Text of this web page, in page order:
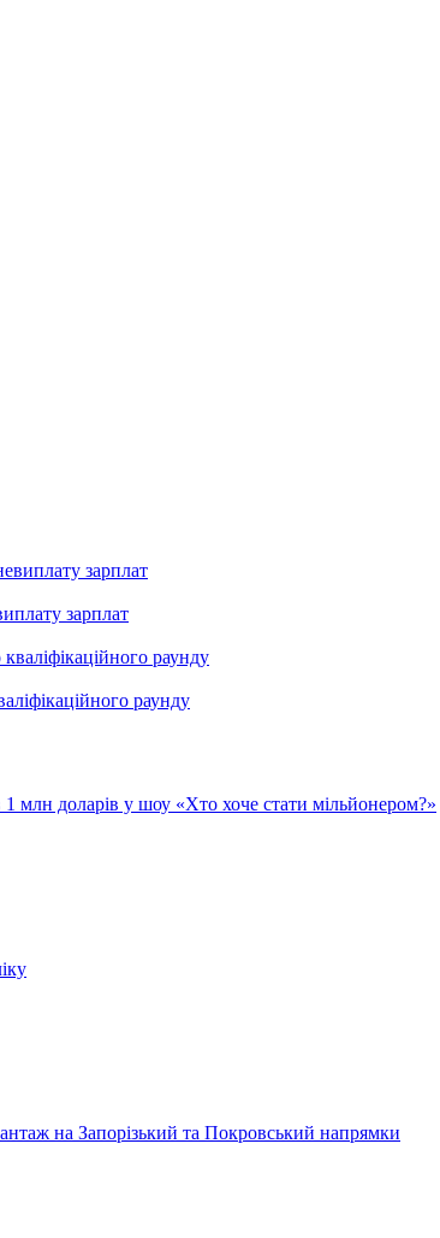
зарплат
раунду
млн доларів у шоу «Хто хоче стати мільйонером?»
на Запорізький та Покровський напрямки